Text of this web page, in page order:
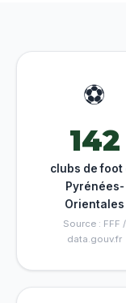
⚽
142
clubs de foot
Pyrénées-
Orientales
Source : FFF /
data.gouv.fr